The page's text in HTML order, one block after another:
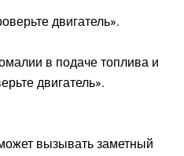
двигатель».
в подаче топлива и
двигатель».
вызывать заметный